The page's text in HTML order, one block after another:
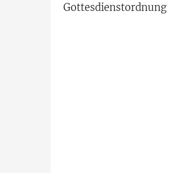
Gottesdienstordnung